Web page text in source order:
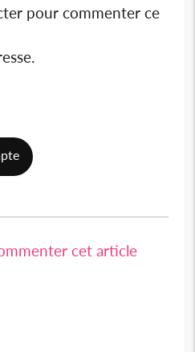
pour commenter ce
cet article